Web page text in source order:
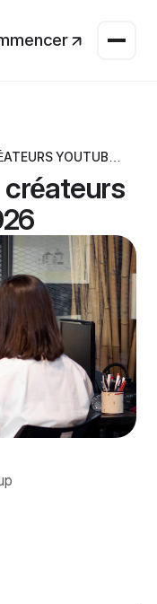
YOUTUBE :